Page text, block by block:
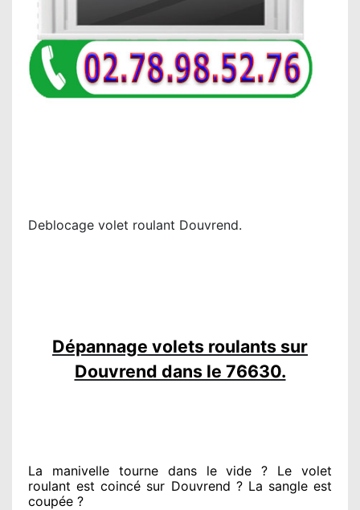
Deblocage volet roulant Douvrend.
Dépannage volets roulants sur
Douvrend dans le 76630.
La manivelle tourne dans le vide ? Le volet
roulant est coincé sur Douvrend ? La sangle est
coupée ?